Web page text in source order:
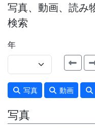
写真、動画、読み
検索
年
写真 動画
写真